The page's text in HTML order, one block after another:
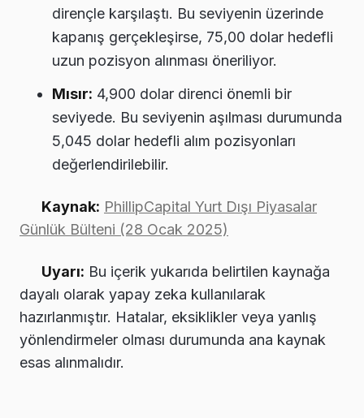
dirençle karşılaştı. Bu seviyenin üzerinde
kapanış gerçekleşirse, 75,00 dolar hedefli
uzun pozisyon alınması öneriliyor.
Mısır: 4,900 dolar direnci önemli bir
seviyede. Bu seviyenin aşılması durumunda
5,045 dolar hedefli alım pozisyonları
değerlendirilebilir.
Kaynak: PhillipCapital Yurt Dışı Piyasalar
Günlük Bülteni (28 Ocak 2025)
Uyarı: Bu içerik yukarıda belirtilen kaynağa
dayalı olarak yapay zeka kullanılarak
hazırlanmıştır. Hatalar, eksiklikler veya yanlış
yönlendirmeler olması durumunda ana kaynak
esas alınmalıdır.